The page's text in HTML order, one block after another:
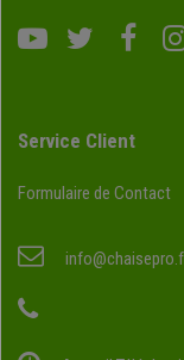
Service Client
Formulaire de Contact